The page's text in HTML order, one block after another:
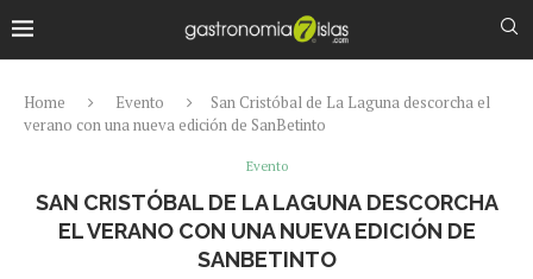
Home Evento
San Cristóbal de La Laguna descorcha el
verano con una nueva edición de SanBetinto
Evento
SAN CRISTÓBAL DE LA LAGUNA DESCORCHA
EL VERANO CON UNA NUEVA EDICIÓN DE
SANBETINTO